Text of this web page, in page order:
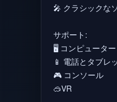
🎤 クラシックな
サポート:
🖥️ コンピューター
📱 電話とタブレ
🎮 コンソール
🥽VR